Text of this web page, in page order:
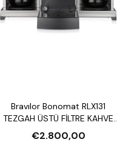
Bravılor Bonomat RLX131
TEZGAH ÜSTÜ FİLTRE KAHVE
MAKİNESİ VE SU ISITICI
€2.800,00